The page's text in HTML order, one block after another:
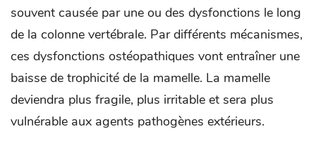
souvent causée par une ou des dysfonctions le long
de la colonne vertébrale. Par différents mécanismes,
ces dysfonctions ostéopathiques vont entraîner une
baisse de trophicité de la mamelle. La mamelle
deviendra plus fragile, plus irritable et sera plus
vulnérable aux agents pathogènes extérieurs.